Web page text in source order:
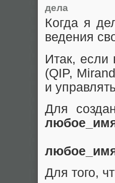
дела
Когда я
ведения
Итак, если
(QIP,
и
Для
Для того,